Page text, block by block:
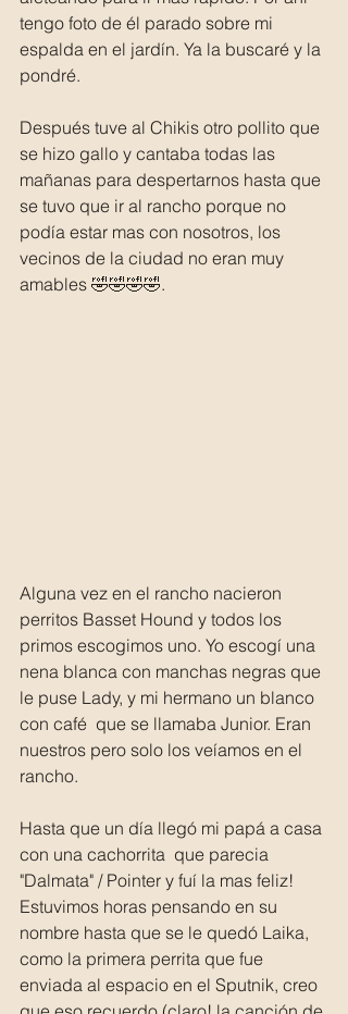
tengo foto de él parado sobre mi
espalda en el jardín. Ya la buscaré y la
pondré.
Después tuve al Chikis otro pollito que
se hizo gallo y cantaba todas las
mañanas para despertarnos hasta que
se tuvo que ir al rancho porque no
podía estar mas con nosotros, los
vecinos de la ciudad no eran muy
amables 🤣🤣🤣🤣.
Alguna vez en el rancho nacieron
perritos Basset Hound y todos los
primos escogimos uno. Yo escogí una
nena blanca con manchas negras que
le puse Lady, y mi hermano un blanco
con café  que se llamaba Junior. Eran
nuestros pero solo los veíamos en el
rancho.
Hasta que un día llegó mi papá a casa
con una cachorrita  que parecia
"Dalmata" / Pointer y fuí la mas feliz!
Estuvimos horas pensando en su
nombre hasta que se le quedó Laika,
como la primera perrita que fue
enviada al espacio en el Sputnik, creo